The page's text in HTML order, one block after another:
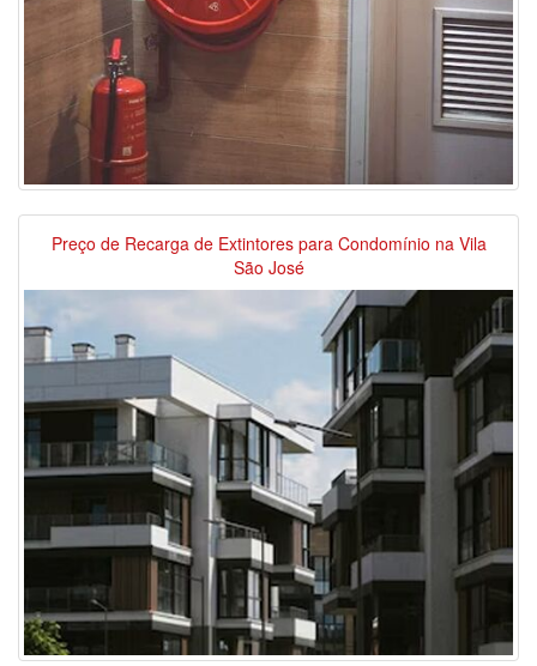
Preço de Recarga de Extintores para Condomínio na Vila
São José